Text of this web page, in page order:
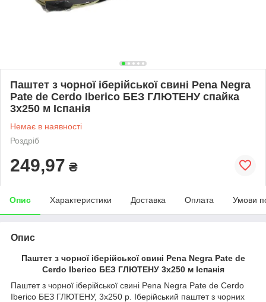
Паштет з чорної іберійської свині Pena Negra
Pate de Cerdo Iberico БЕЗ ГЛЮТЕНУ спайка
3x250 м Іспанія
Немає в наявності
Роздріб
249,97 ₴
Опис Характеристики Доставка Оплата Умови
Опис
Паштет з чорної іберійської свині Pena Negra Pate de
Cerdo Iberico БЕЗ ГЛЮТЕНУ 3x250 м Іспанія
Паштет з чорної іберійської свині Pena Negra Pate de Cerdo
Iberico БЕЗ ГЛЮТЕНУ, 3x250 р. Іберійський паштет з чорних